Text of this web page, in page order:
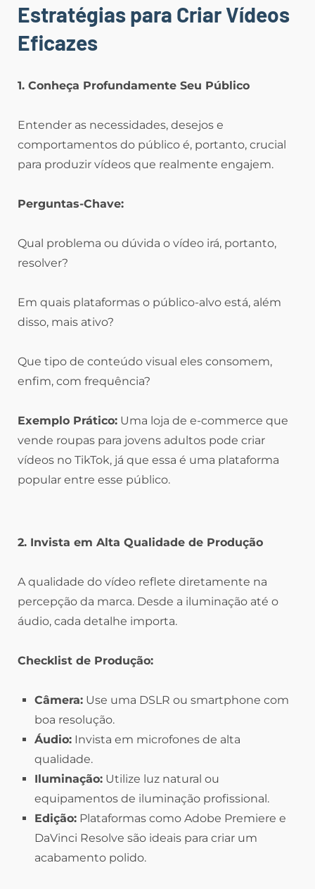
Estratégias para Criar Vídeos
Eficazes
1. Conheça Profundamente Seu Público
Entender as necessidades, desejos e
comportamentos do público é, portanto, crucial
para produzir vídeos que realmente engajem.
Perguntas-Chave:
Qual problema ou dúvida o vídeo irá, portanto,
resolver?
Em quais plataformas o público-alvo está, além
disso, mais ativo?
Que tipo de conteúdo visual eles consomem,
enfim, com frequência?
Exemplo Prático: Uma loja de e-commerce que
vende roupas para jovens adultos pode criar
vídeos no TikTok, já que essa é uma plataforma
popular entre esse público.
2. Invista em Alta Qualidade de Produção
A qualidade do vídeo reflete diretamente na
percepção da marca. Desde a iluminação até o
áudio, cada detalhe importa.
Checklist de Produção:
Câmera: Use uma DSLR ou smartphone com
boa resolução.
Áudio: Invista em microfones de alta
qualidade.
Iluminação: Utilize luz natural ou
equipamentos de iluminação profissional.
Edição: Plataformas como Adobe Premiere e
DaVinci Resolve são ideais para criar um
acabamento polido.